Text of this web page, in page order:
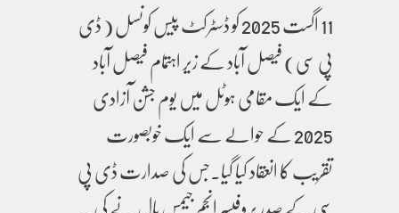
11 اگست 2025 کو ڈسٹرکٹ پیس کونسل ( ڈی
پی سی) فیصل آباد کے زیر اہتمام فیصل آباد
کے ایک مقامی ہوٹل میں یوم جشن آزادی
2025 کے حوالے سے ایک خوبصورت
تقریب کا انعقاد کیا گیا۔جس کی صدارت ڈی پی